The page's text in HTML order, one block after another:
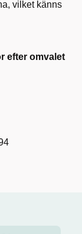
vilket känns
efter omvalet